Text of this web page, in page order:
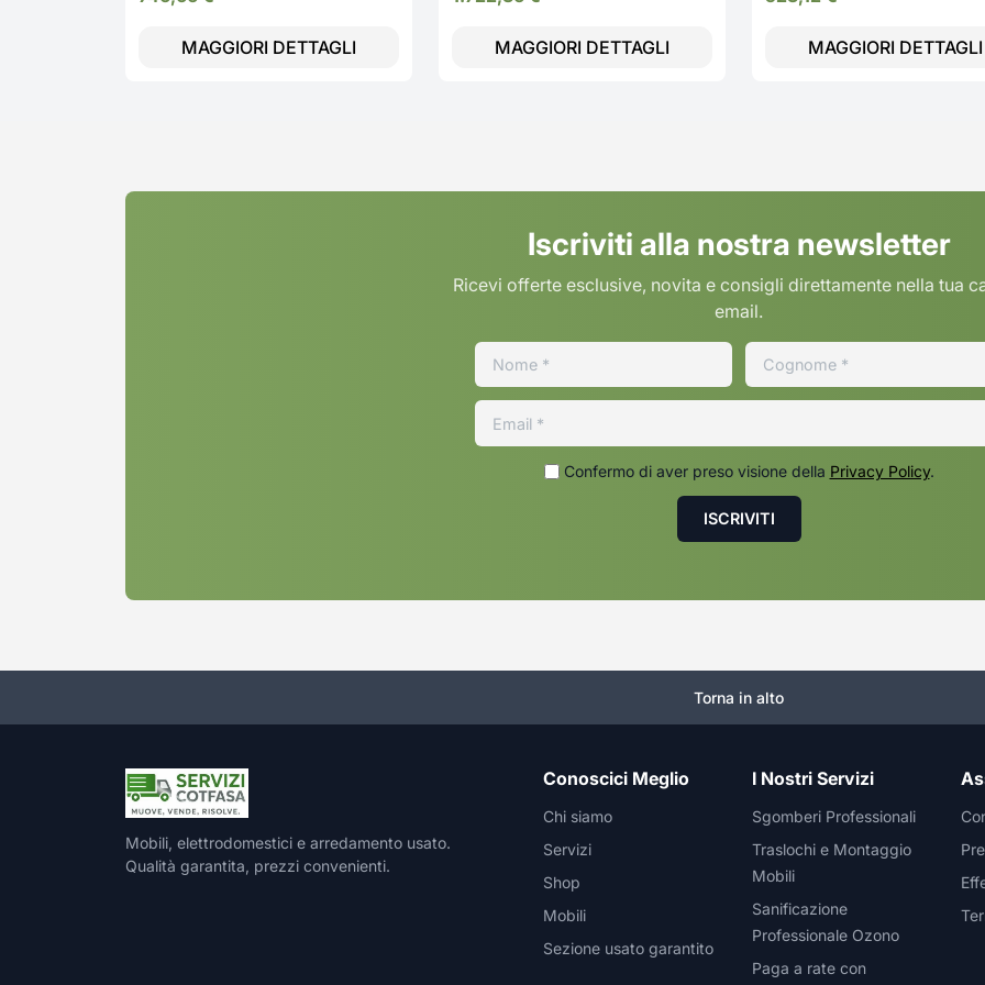
MAGGIORI DETTAGLI MAGGIORI DETTAGLI
6.57” 120HZ AMOLED FHD+,
8GB(Esp2GB/4GB/8GB)+ROM
MAGGIORI DETTAGLI
Iscriviti alla nostra newsletter
Ricevi offerte esclusive, novita e consigli direttamente nella tua
email.
Confermo di aver preso visione della Privacy Policy.
Torna in alto
Mobili, elettrodomestici e arredamento usato.
Qualità garantita, prezzi convenienti.
Conoscici Meglio
Chi siamo
Servizi
Shop
Mobili
Sezione usato garantito
I Nostri Servizi
Sgomberi Professionali
Traslochi e Montaggio
Mobili
Sanificazione
Professionale Ozono
Paga a rate con